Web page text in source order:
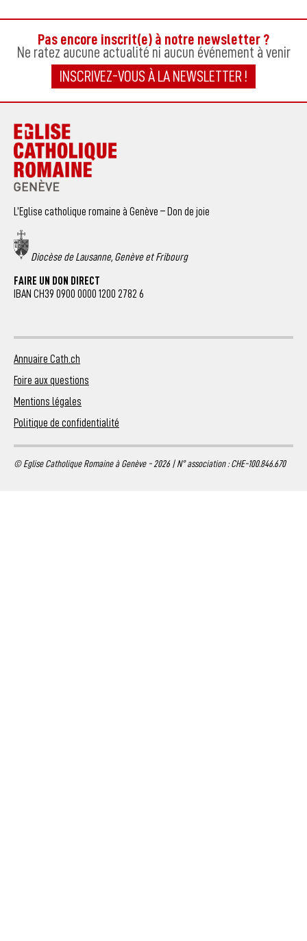
Pas encore inscrit(e) à notre newsletter ?
Ne ratez aucune actualité ni aucun événement à venir
INSCRIVEZ-VOUS À LA NEWSLETTER !
L’Eglise catholique romaine à Genève – Don de joie
Diocèse de Lausanne, Genève et Fribourg
FAIRE UN DON DIRECT
IBAN CH39 0900 0000 1200 2782 6
Annuaire Cath.ch
Foire aux questions
Mentions légales
Politique de confidentialité
© Eglise Catholique Romaine à Genève - 2026 | N° association : CHE-100.846.670